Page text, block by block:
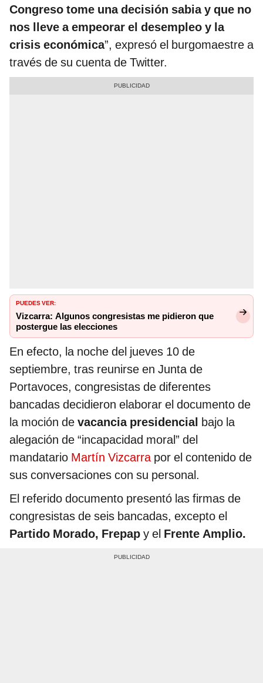
Congreso tome una decisión sabia y que no
nos lleve a empeorar el desempleo y la
crisis económica”, expresó el burgomaestre a
través de su cuenta de Twitter.
PUEDES VER:
Vizcarra: Algunos congresistas me pidieron que
postergue las elecciones
En efecto, la noche del jueves 10 de
septiembre, tras reunirse en Junta de
Portavoces, congresistas de diferentes
bancadas decidieron elaborar el documento de
la moción de vacancia presidencial bajo la
alegación de “incapacidad moral” del
mandatario Martín Vizcarrapor el contenido de
sus conversaciones con su personal.
El referido documento presentó las firmas de
congresistas de seis bancadas, excepto el
Partido Morado, Frepap y el Frente Amplio.